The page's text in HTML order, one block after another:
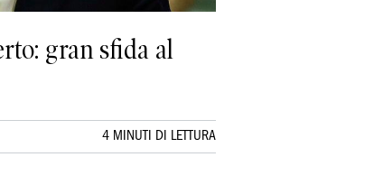
gran sfida al
4 MINUTI DI LETTURA